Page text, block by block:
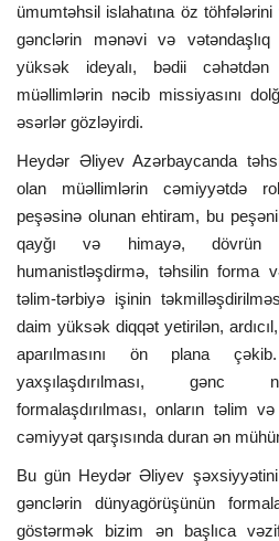
ümumtəhsil islahatına öz töhfələrini
gənclərin mənəvi və
yüksək ideyalı, bədii cəhətdən
müəllimlərin nəcib missiyasını
əsərlər gözləyirdi.
Heydər Əliyev Azərbaycanda
olan müəllimlərin cəmiyyətdə
peşəsinə olunan ehtiram, bu
qayğı və himayə, dövrün
humanistləşdirmə, təhsilin forma
təlim-tərbiyə işinin
daim yüksək diqqət yetirilən,
aparılmasını ön plana
yaxşılaşdırılması, gənc
formalaşdırılması, onların təlim
cəmiyyət qarşısında duran ən
Bu gün Heydər Əliyev
gənclərin dünyagörüşünün
göstərmək bizim ən başlıca